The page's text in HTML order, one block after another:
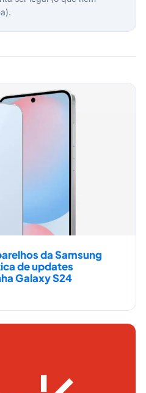
da Samsung
de updates
Galaxy S24